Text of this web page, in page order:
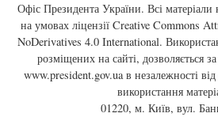
Офіс Президента України. Всі матеріали
на умовах ліцензії Creative Commons
NoDerivatives 4.0 International.
розміщених на сайті, дозволяється
www.president.gov.uaв незалежності
використання
01220, м. Київ, вул.